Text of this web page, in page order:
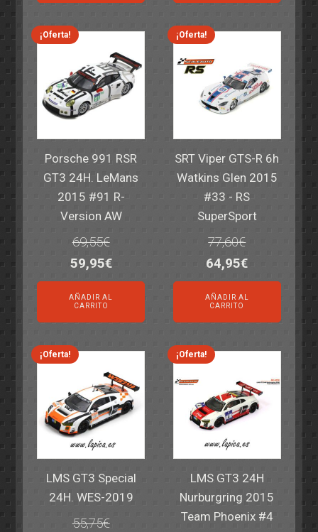
era:
82,40€.
es:
59,95€.
era:
82,40€.
es:
59,95€.
¡Oferta!
Porsche 991 RSR
GT3 24H. LeMans
2015 #91 R-
Version AW
69,55€
El
precio
original
era:
69,55€.
59,95€El
precio
actual
es:
59,95€.
AÑADIR AL
CARRITO
¡Oferta!
SRT Viper GTS-R 6h
Watkins Glen 2015
#33 - RS
SuperSport
77,60€
El
precio
original
era:
77,60€.
64,95€El
precio
actual
es:
64,95€.
AÑADIR AL
CARRITO
¡Oferta!
LMS GT3 Special
24H. WES-2019
55,75€
¡Oferta!
LMS GT3 24H
Nurburgring 2015
Team Phoenix #4